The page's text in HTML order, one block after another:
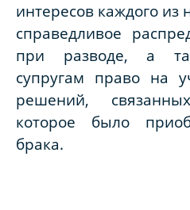
интересов каждого из
справедливое
при разводе, а
супругам право на
решений,
которое было
брака.